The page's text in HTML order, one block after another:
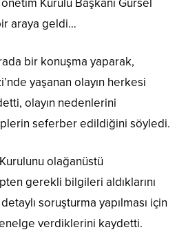
Kurulu Başkanı Gürsel
araya geldi…
bir konuşma yaparak,
yaşanan olayın herkesi
olayın nedenlerini
seferber edildiğini söyledi.
olağanüstü
gerekli bilgileri aldıklarını
soruşturma yapılması için
verdiklerini kaydetti.